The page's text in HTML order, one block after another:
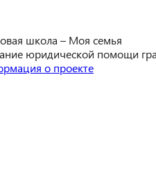
школа – Моя семья
юридической помощи
о проекте